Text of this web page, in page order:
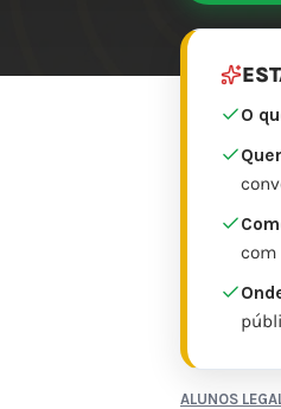
O
com
ALUNOS